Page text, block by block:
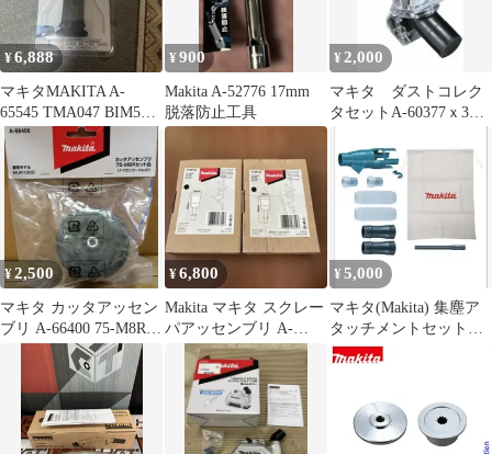
¥6,888
マキタMAKITA A-
65545 TMA047 BIM5枚
入
¥900
Makita A-52776 17mm
脱落防止工具
¥ 2,000
マキタ ダストコレク
タセットA-60377ｘ3個
¥2,500
マキタ カッタアッセン
ブリ A-66400 75-M8Rセ
ット品 MUR100D
¥6,800
Makita マキタ スクレー
パアッセンブリ A-
68155 2個セット
¥ 5,000
マキタ(Makita) 集塵ア
タッチメントセット品
196860-7